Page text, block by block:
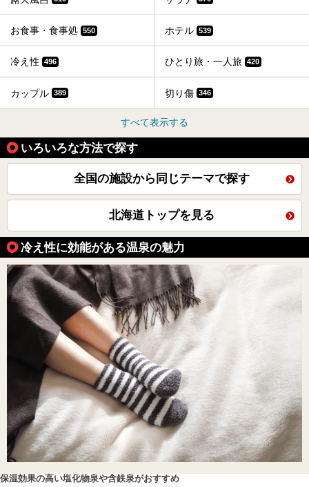
お食事・食事処 550 ホテル 539
冷え性 496 ひとり旅・一人旅 420
カップル 389 切り傷 346
すべて表示する
いろいろな方法で探す
全国の施設から同じテーマで探す
北海道トップを見る
冷え性に効能がある温泉の魅力
保温効果の高い塩化物泉や含鉄泉がおすすめ